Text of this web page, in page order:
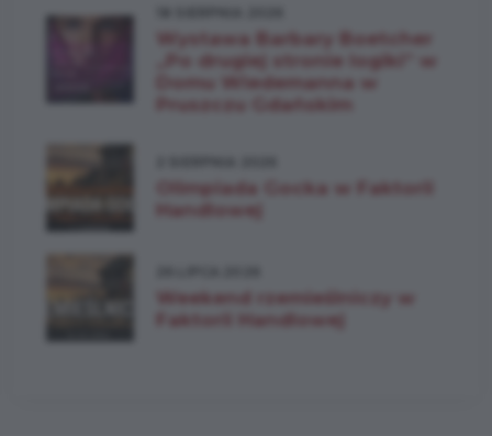
Wystawa Barbary Boetcher
„Po drugiej stronie logiki” w
Domu Wiedemanna w
Pruszczu Gdańskim
Olimpiada Gocka w Faktorii
Handlowej
Weekend rzemieślniczy w
Faktorii Handlowej